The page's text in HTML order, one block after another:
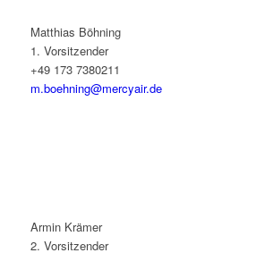
Matthias Böhning
1. Vorsitzender
+49 173 7380211
m.boehning@mercyair.de
Armin Krämer
2. Vorsitzender